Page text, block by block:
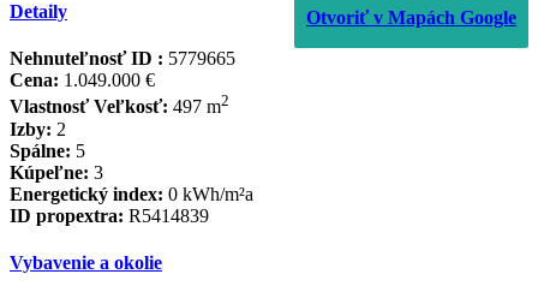
Otvoriť v Mapách Google
Detaily
Nehnuteľnosť ID : 5779665
Cena: 1.049.000 €
Vlastnosť Veľkosť: 497 m2
Izby: 2
Spálne: 5
Kúpeľne: 3
Energetický index: 0 kWh/m²a
ID propextra: R5414839
Vybavenie a okolie